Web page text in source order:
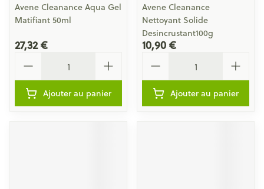
Avene Cleanance Aqua Gel
Matifiant 50ml
27,32 €
Ajouter au panier
Avene Cleanance
Nettoyant Solide
Desincrustant100g
10,90 €
Ajouter au panier